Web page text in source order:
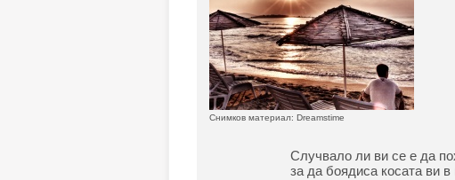
Снимков материал: Dreamstime
Случвало ли ви се е да
за да боядиса косата ви